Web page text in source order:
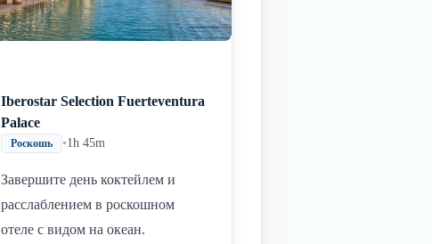
Iberostar Selection Fuerteventura
Palace
Роскошь •1h 45m
Завершите день коктейлем и
расслаблением в роскошном
отеле с видом на океан.